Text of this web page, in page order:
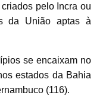
pelo Incra ou
da União aptas à
se encaixam no
estados da Bahia
(116).